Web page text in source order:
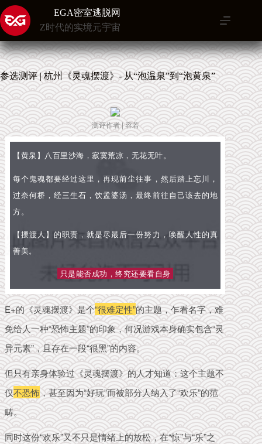
跳
至
内
容
EGA密室逃脱网
Z时代的实境元宇宙
参选测评 | 杭州《灵魂摆渡》- 从“泡温泉”到“泡黄泉”
测评作者 | 容若
【黄泉】八百里沙海，寂寞荒凉，无花无叶。
每个鬼魂都要经过这里，再现前尘往事，然后踏上忘川，
过奈何桥，经三生石，饮孟婆汤，最终前往自己该去的地
方。
【摆渡人】 的职责，就是尽最后一份努力，唤醒人性的真
善美。
只是能否成功，终究还要看自身
E+的《灵魂摆渡》是个“很难定性”的主题，乍看名字，难
免给人一种“恐怖主题”的印象，何况游戏本身确实包含“灵
异元素”，且存在一段“很黑”的内容。
但只有亲身体验过《灵魂摆渡》的人才知道：这个主题不
仅不恐怖，甚至因为“好玩”而被部分人纳入了“欢乐”的范
畴。
同时这份“欢乐”又不只是情绪上的放松，在“惊”与“乐”之